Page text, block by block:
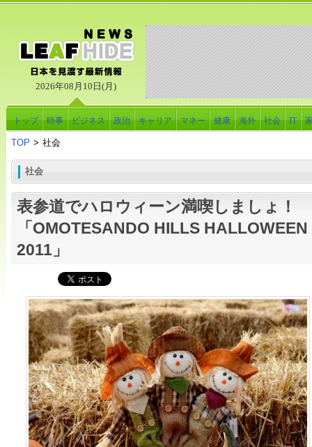
2026年08月10日(月)
トップ 時事 ビジネス 政治 キャリア マネー 健康 海外 社会 IT
TOP > 社会
社会
表参道でハロウィーン満喫しましょ！
「OMOTESANDO HILLS HALLOWEEN
2011」